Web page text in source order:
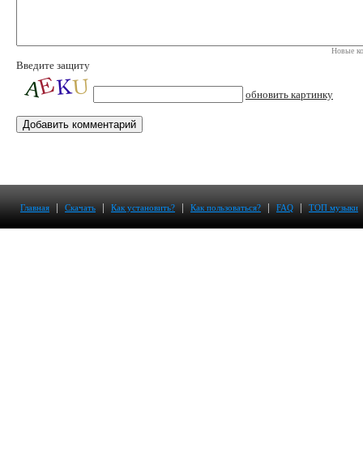
Новые
Введите защиту
обновить картинку
Главная | Скачать | Как установить? | Как пользоваться? | FAQ | ТОП музыки